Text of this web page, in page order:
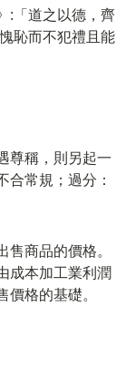
:「道之以德，齊
恥而不犯禮且能
尊稱，則另起一
常規；過分：
商品的價格。
成本加工業利潤
格的基礎。